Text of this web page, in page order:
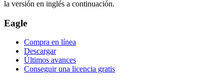
la versión en inglés a continuación.
Eagle
Compra en línea
Descargar
Últimos avances
Conseguir una licencia gratis